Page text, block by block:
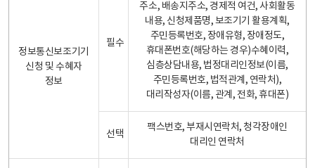
정보통신보조기기
신청 및 수혜자
정보
필수
주소, 배송지주소, 경제적 여건, 사회활동
내용, 신청제품명, 보조기기 활용계획,
주민등록번호, 장애유형, 장애정도,
휴대폰번호(해당하는 경우)수혜이력,
심층상담내용, 법정대리인정보(이름,
주민등록번호, 법적관계, 연락처),
대리작성자(이름, 관계, 전화, 휴대폰)
선택
팩스번호, 부재시연락처, 청각장애인
대리인 연락처